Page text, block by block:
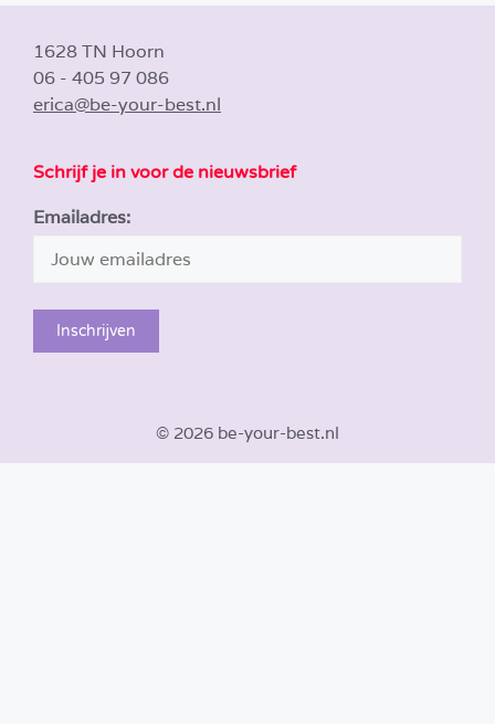
1628 TN Hoorn
06 - 405 97 086
erica@be-your-best.nl
Schrijf je in voor de nieuwsbrief
Emailadres:
© 2026 be-your-best.nl